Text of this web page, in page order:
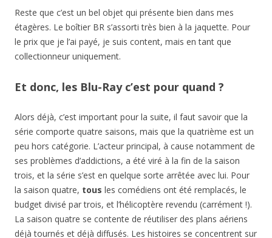
Reste que c’est un bel objet qui présente bien dans mes
étagères. Le boîtier BR s’assorti très bien à la jaquette. Pour
le prix que je l’ai payé, je suis content, mais en tant que
collectionneur uniquement.
Et donc, les Blu-Ray c’est pour quand ?
Alors déjà, c’est important pour la suite, il faut savoir que la
série comporte quatre saisons, mais que la quatrième est un
peu hors catégorie. L’acteur principal, à cause notamment de
ses problèmes d’addictions, a été viré à la fin de la saison
trois, et la série s’est en quelque sorte arrêtée avec lui. Pour
la saison quatre, tous les comédiens ont été remplacés, le
budget divisé par trois, et l’hélicoptère revendu (carrément !).
La saison quatre se contente de réutiliser des plans aériens
déjà tournés et déjà diffusés. Les histoires se concentrent sur